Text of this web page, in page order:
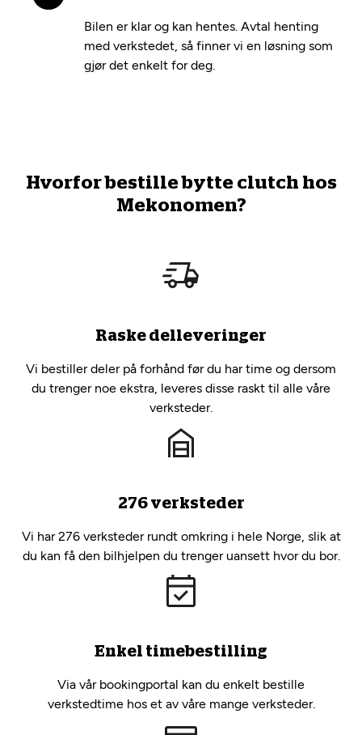
Bilen er klar og kan hentes. Avtal henting
med verkstedet, så finner vi en løsning som
gjør det enkelt for deg.
Hvorfor bestille bytte clutch hos
Mekonomen?
Raske delleveringer
Vi bestiller deler på forhånd før du har time og dersom
du trenger noe ekstra, leveres disse raskt til alle våre
verksteder.
276 verksteder
Vi har 276 verksteder rundt omkring i hele Norge, slik at
du kan få den bilhjelpen du trenger uansett hvor du bor.
Enkel timebestilling
Via vår bookingportal kan du enkelt bestille
verkstedtime hos et av våre mange verksteder.